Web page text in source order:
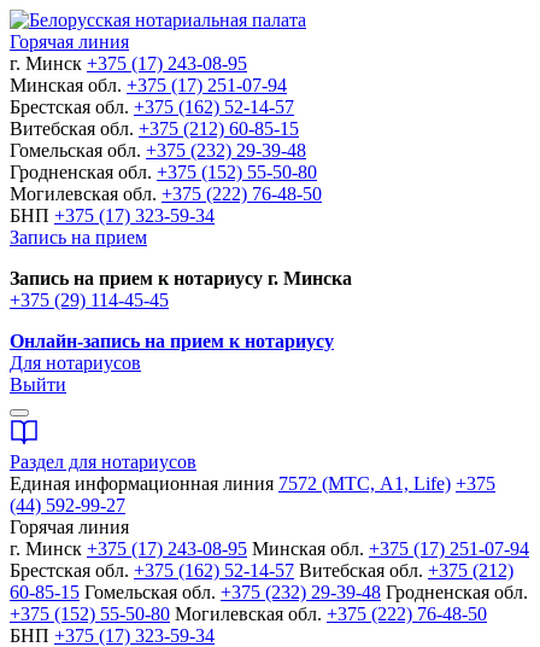
Горячая линия
г. Минск +375 (17) 243-08-95
Минская обл. +375 (17) 251-07-94
Брестская обл. +375 (162) 52-14-57
Витебская обл. +375 (212) 60-85-15
Гомельская обл. +375 (232) 29-39-48
Гродненская обл. +375 (152) 55-50-80
Могилевская обл. +375 (222) 76-48-50
БНП +375 (17) 323-59-34
Запись на прием
Запись на прием к нотариусу г. Минска
+375 (29) 114-45-45
Онлайн-запись на прием к нотариусу
Для нотариусов
Выйти
Раздел для нотариусов
Единая информационная линия 7572 (МТС, A1, Life) +375
(44) 592-99-27
Горячая линия
г. Минск +375 (17) 243-08-95 Минская обл. +375 (17) 251-07-94
Брестская обл. +375 (162) 52-14-57 Витебская обл. +375 (212)
60-85-15 Гомельская обл. +375 (232) 29-39-48 Гродненская обл.
+375 (152) 55-50-80 Могилевская обл. +375 (222) 76-48-50
БНП +375 (17) 323-59-34